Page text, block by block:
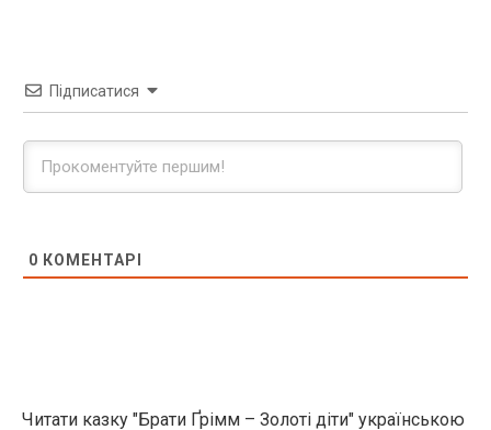
Підписатися
0 КОМЕНТАРІ
Читати казку "Брати Ґрімм – Золоті діти" українською